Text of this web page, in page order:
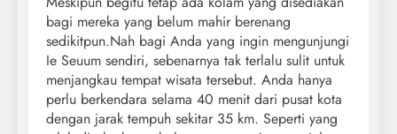
bagi mereka yang belum mahir berenang
sedikitpun.Nah bagi Anda yang ingin mengunjungi
Ie Seuum sendiri, sebenarnya tak terlalu sulit untuk
menjangkau tempat wisata tersebut. Anda hanya
perlu berkendara selama 40 menit dari pusat kota
dengan jarak tempuh sekitar 35 km. Seperti yang